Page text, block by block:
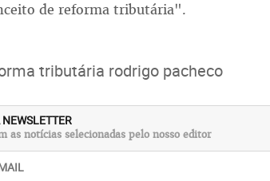
de reforma tributária".
tributária rodrigo pacheco
as notícias selecionadas pelo nosso editor